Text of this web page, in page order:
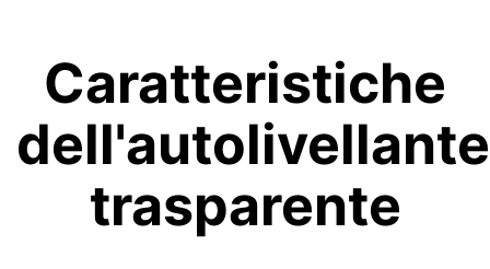
Caratteristiche
dell'autolivellante
trasparente